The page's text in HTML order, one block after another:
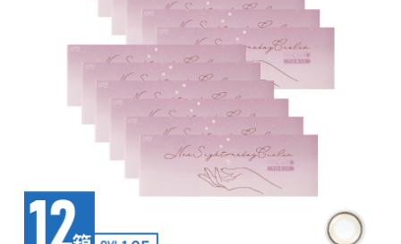
1MONTH / 1ヶ月 使い捨て
乱視用コンタクトレンズ
遠近両用 コンタクトレンズ
カラー コンタクトレンズ
ハード コンタクトレンズ
ソフトコンタクトレンズ
クーパービジョン ボシュロム
日本アルコン シード
INFORMATION
MYコンタクト（らくらく再購入）
はじめての方へ
おトク定期便